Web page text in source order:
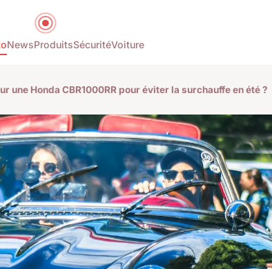
NewsProduitsSécuritéVoiture
Honda CBR1000RR pour éviter la surchauffe en été ?